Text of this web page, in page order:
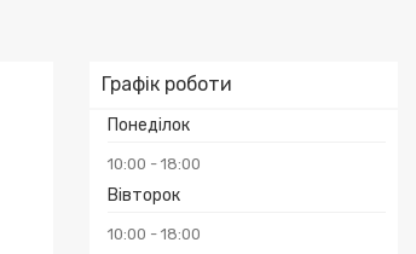
Графік роботи
Понеділок
10:00 18:00
Вівторок
10:00 18:00